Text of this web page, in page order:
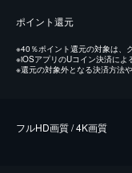
ポイント還元
※40％ポイント還元の対象は、
※iOSアプリのUコイン決済によ
※還元の対象外となる決済方法
フルHD画質 / 4K画質